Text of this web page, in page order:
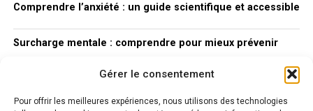
Gérer le consentement
Pour offrir les meilleures expériences, nous utilisons des technologies
Comprendre l’anxiété : un guide scientifique et accessible
Surcharge mentale : comprendre pour mieux prévenir
Anxiété : Comprendre pour Prévenir